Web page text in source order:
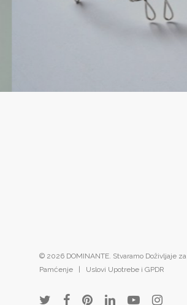
© 2026 DOMINANTE. Stvaramo Doživljaje za
Pamćenje | Uslovi Upotrebe i GPDR